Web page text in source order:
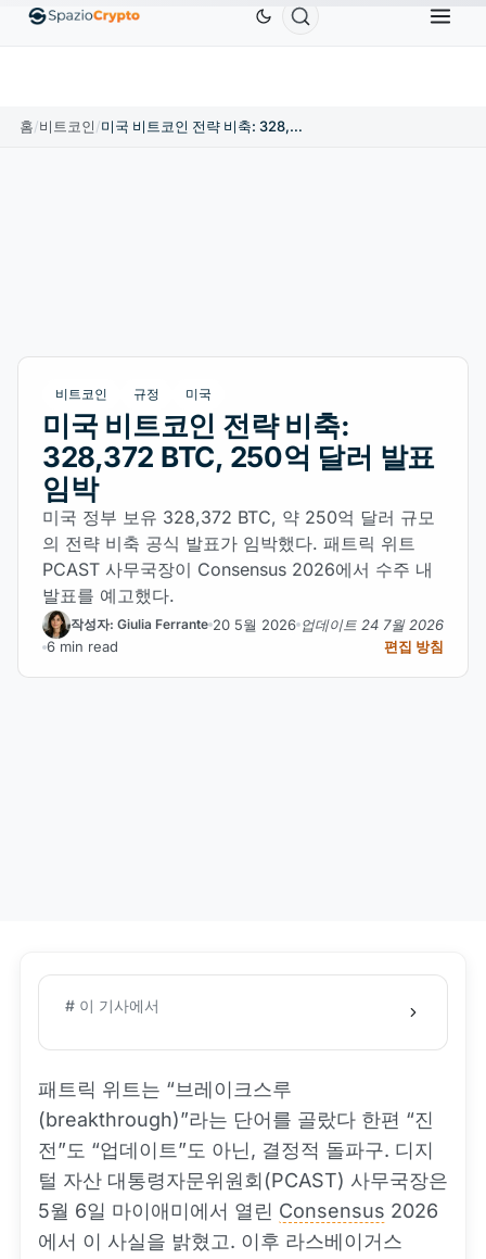
EthereumETHUS$1,880.58 TetherUSDT ↑0.00%
홈/비트코인/ 미국 비트코인 전략 비축: 328,372 BTC, 250억 달러 발표 임박
비트코인 규정 미국
미국 비트코인 전략 비축:
328,372 BTC, 250억 달러 발표
임박
미국 정부 보유 328,372 BTC, 약 250억 달러 규모
의 전략 비축 공식 발표가 임박했다. 패트릭 위트
PCAST 사무국장이 Consensus 2026에서 수주 내
발표를 예고했다.
작성자: Giulia Ferrante 20 5월 2026 업데이트 24 7월 2026
6 min read
편집 방침
# 이 기사에서
패트릭 위트는 “브레이크스루
(breakthrough)”라는 단어를 골랐다 한편 “진
전”도 “업데이트”도 아닌, 결정적 돌파구. 디지
털 자산 대통령자문위원회(PCAST) 사무국장은
5월 6일 마이애미에서 열린 Consensus 2026
에서 이 사실을 밝혔고. 이후 라스베이거스